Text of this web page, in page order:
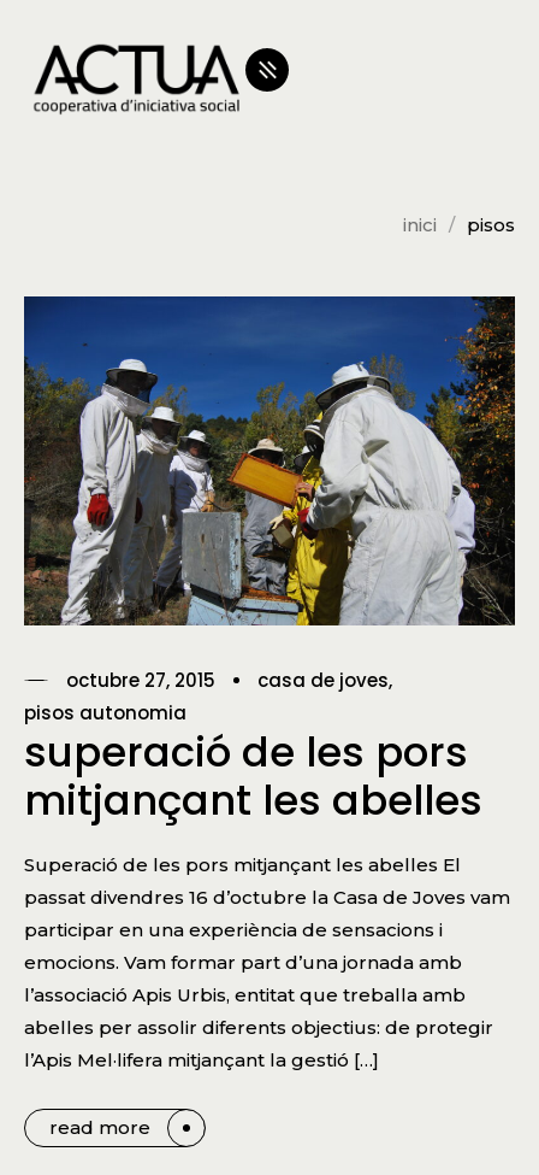
inici pisos
octubre 27, 2015
casa de joves
pisos autonomia
superació de les pors
mitjançant les abelles
Superació de les pors mitjançant les abelles El
passat divendres 16 d’octubre la Casa de Joves vam
participar en una experiència de sensacions i
emocions. Vam formar part d’una jornada amb
l’associació Apis Urbis, entitat que treballa amb
abelles per assolir diferents objectius: de protegir
l’Apis Mel·lifera mitjançant la gestió […]
read more